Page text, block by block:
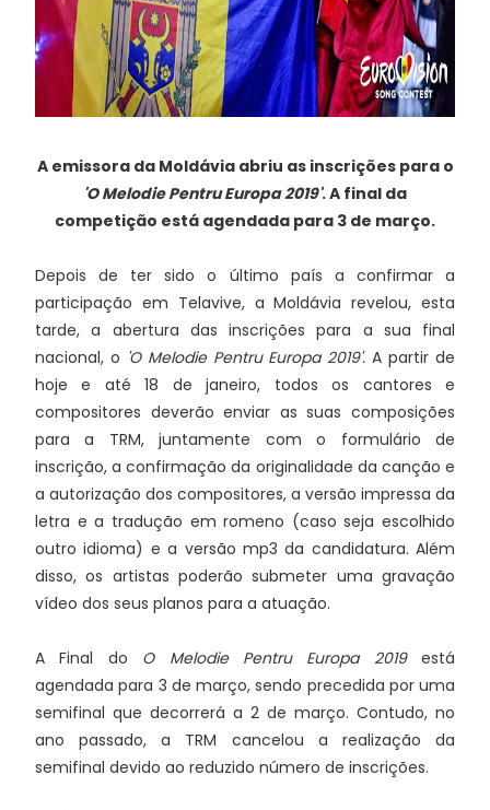
A emissora da Moldávia abriu as inscrições para o
'O Melodie Pentru Europa 2019'. A final da
competição está agendada para 3 de março.
Depois de ter sido o último país a confirmar a
participação em Telavive, a Moldávia revelou, esta
tarde, a abertura das inscrições para a sua final
nacional, o 'O Melodie Pentru Europa 2019'.A partir de
hoje e até 18 de janeiro, todos os cantores e
compositores deverão enviar as suas composições
para a TRM, juntamente com o formulário de
inscrição, a confirmação da originalidade da canção e
a autorização dos compositores, a versão impressa da
letra e a tradução em romeno (caso seja escolhido
outro idioma) e a versão mp3 da candidatura. Além
disso, os artistas poderão submeter uma gravação
vídeo dos seus planos para a atuação.
A Final do O Melodie Pentru Europa 2019está
agendada para 3 de março, sendo precedida por uma
semifinal que decorrerá a 2 de março. Contudo, no
ano passado, a TRM cancelou a realização da
semifinal devido ao reduzido número de inscrições.